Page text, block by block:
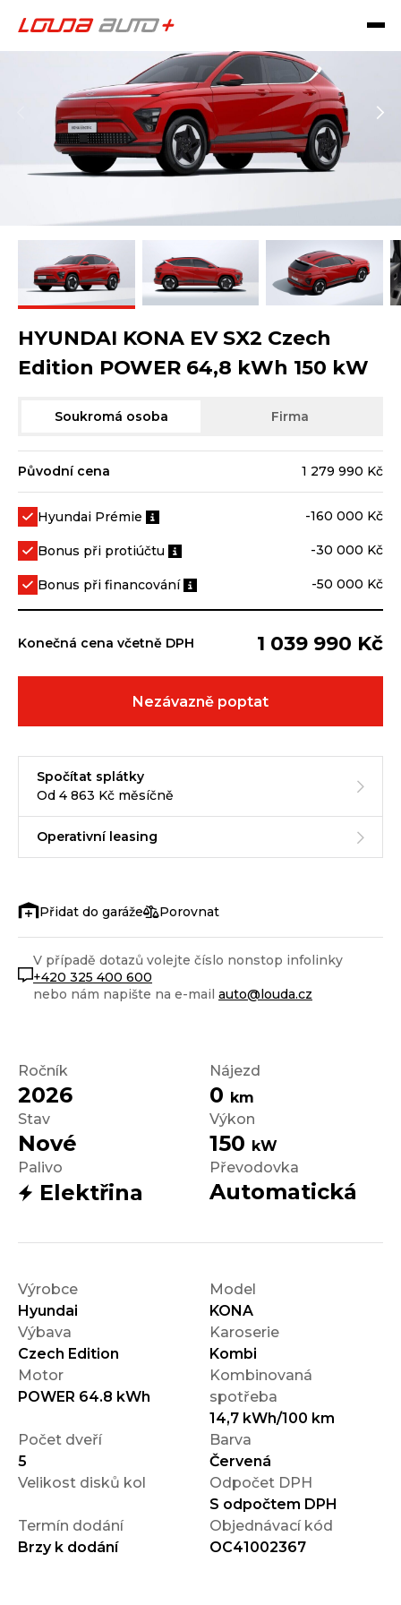
Ročník
2026
Nájezd
0 km
Stav
Nové
Výkon
150 kW
Palivo
Elektřina
Převodovka
Automatická
Výrobce
Hyundai
Model
KONA
Výbava
Czech Edition
Karoserie
Kombi
Motor
POWER 64.8 kWh
Kombinovaná
spotřeba
14,7 kWh/100 km
Počet dveří
5
Barva
Červená
Velikost disků kol
Odpočet DPH
S odpočtem DPH
Termín dodání
Brzy k dodání
Objednávací kód
OC41002367
HYUNDAI KONA EV SX2 Czech
Edition POWER 64,8 kWh 150 kW
Soukromá osoba Firma
Původní cena 1 279 990 Kč
Hyundai Prémie -160 000 Kč
Bonus při protiúčtu -30 000 Kč
Bonus při financování -50 000 Kč
Konečná cena včetně DPH 1 039 990 Kč
Nezávazně poptat
Spočítat splátky
Od 4 863 Kč měsíčně
Operativní leasing
Porovnat
V případě dotazů volejte číslo nonstop infolinky
+420 325 400 600
nebo nám napište na e-mail auto@louda.cz